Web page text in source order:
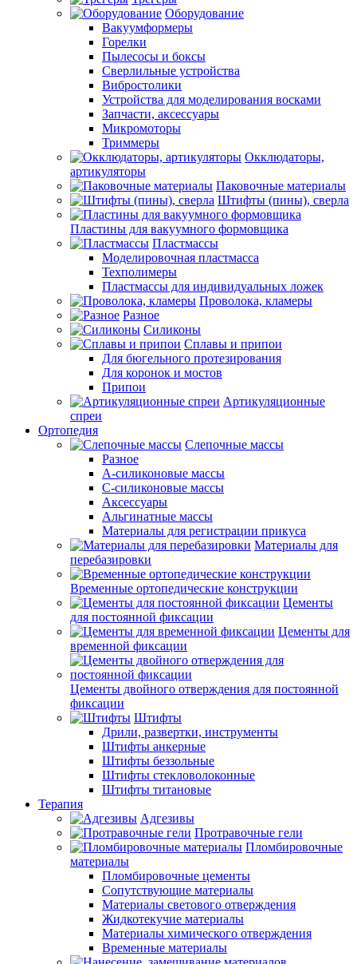
Оборудование
Вакуумформеры
Горелки
Пылесосы и боксы
Сверлильные устройства
Вибростолики
Устройства для моделирования восками
Запчасти, аксессуары
Микромоторы
Триммеры
Окклюдаторы,
артикуляторы
Паковочные материалы
Штифты (пины), сверла
Пластины для вакуумного формовщика
Пластмассы
Моделировочная пластмасса
Техполимеры
Пластмассы для индивидуальных ложек
Проволока, кламеры
Разное
Силиконы
Сплавы и припои
Для бюгельного протезирования
Для коронок и мостов
Припои
Артикуляционные
спреи
Ортопедия
Слепочные массы
Разное
А-силиконовые массы
С-силиконовые массы
Аксессуары
Альгинатные массы
Материалы для регистрации прикуса
Материалы для
перебазировки
Временные ортопедические конструкции
Цементы
для постоянной фиксации
Цементы для
временной фиксации
Цементы двойного отверждения для постоянной
фиксации
Штифты
Дрили, развертки, инструменты
Штифты анкерные
Штифты беззольные
Штифты стекловолоконные
Штифты титановые
Терапия
Адгезивы
Протравочные гели
Пломбировочные
материалы
Пломбировочные цементы
Сопутствующие материалы
Материалы светового отверждения
Жидкотекучие материалы
Материалы химического отверждения
Временные материалы